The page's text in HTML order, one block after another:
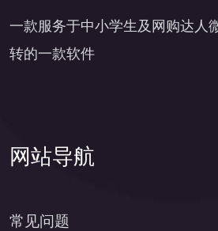
一款服务于中小学生及网购达人
转的一款软件
网站导航
常见问题